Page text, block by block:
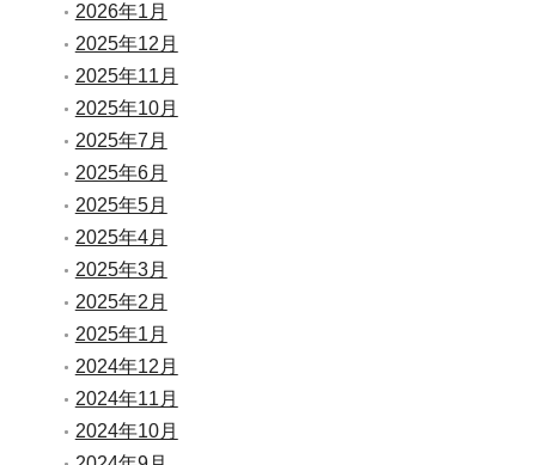
2026年1月
2025年12月
2025年11月
2025年10月
2025年7月
2025年6月
2025年5月
2025年4月
2025年3月
2025年2月
2025年1月
2024年12月
2024年11月
2024年10月